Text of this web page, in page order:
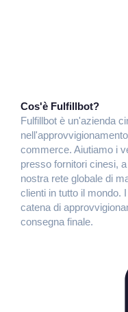
Cos'è Fulfillbot?
Fulfillbot è un'azienda
commerce. Aiutiamo i
presso fornitori cinesi,
nostra rete globale di
clienti in tutto il mondo.
catena di
consegna finale.